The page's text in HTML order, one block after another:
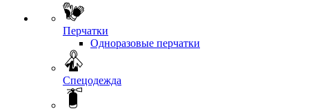
Перчатки
Одноразовые перчатки
Спецодежда